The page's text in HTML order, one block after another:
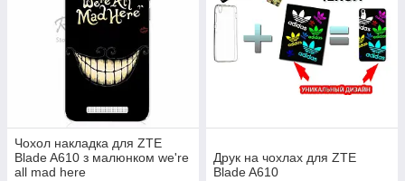
Чохол накладка для ZTE
Blade A610 з малюнком we're
all mad here
Друк на чохлах для ZTE
Blade A610